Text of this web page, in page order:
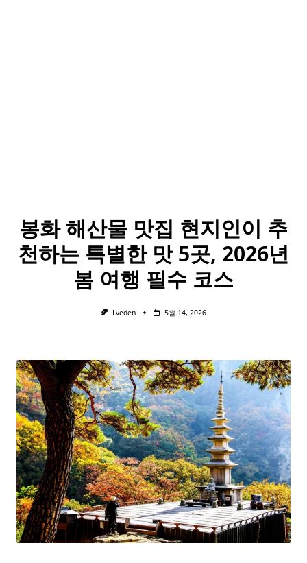
봉화 해산물 맛집 현지인이 추
천하는 특별한 맛 5곳, 2026년
봄 여행 필수 코스
Lveden 5월 14, 2026